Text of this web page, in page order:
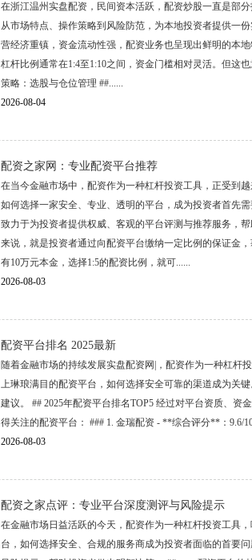
在浙江温州实盘配资，民间资本活跃，配资炒股一直是部
从市场特点、操作策略到风险防范，为本地投资者提供一
营经济重镇，资金流动性强，配资业务也呈现出鲜明的本
杠杆比例通常在1:4至1:10之间，资金门槛相对灵活。但这
策略：选股与仓位管理 ##......
2026-08-04
配资之家网：专业配资平台推荐
在当今金融市场中，配资作为一种杠杆投资工具，正受到
如何选择一家安全、专业、透明的平台，成为投资者首先
致力于为投资者提供权威、客观的平台评测与推荐服务，
来说，就是投资者通过向配资平台缴纳一定比例的保证金
有10万元本金，选择1:5的配资比例，就可......
2026-08-03
配资平台排名 2025最新
随着金融市场的持续发展实盘配资网|，配资作为一种杠杆
上琳琅满目的配资平台，如何选择安全可靠的渠道成为关
建议。 ## 2025年配资平台排名TOP5 经过对平台资质、资
得关注的配资平台： ### 1. 金瑞配资 - **综合评分**：9.6/
2026-08-03
配资之家点评：专业平台深度测评与风险提示
在金融市场日益活跃的今天，配资作为一种杠杆投资工具
台，如何选择安全、合规的服务商成为投资者面临的首要